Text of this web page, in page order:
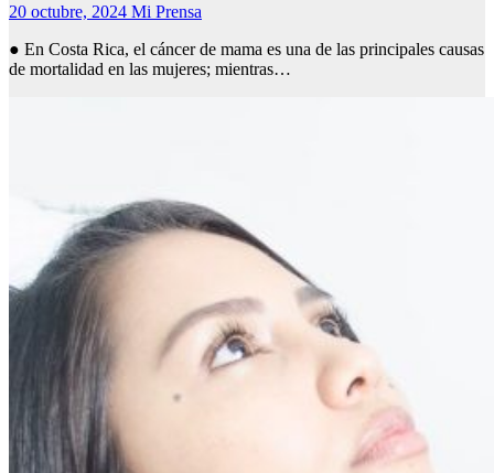
20 octubre, 2024 Mi Prensa
● En Costa Rica, el cáncer de mama es una de las principales causas
de mortalidad en las mujeres; mientras…